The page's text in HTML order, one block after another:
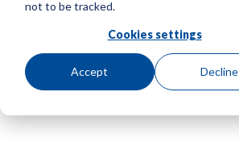
not to be tracked.
Cookies settings
Accept Decline